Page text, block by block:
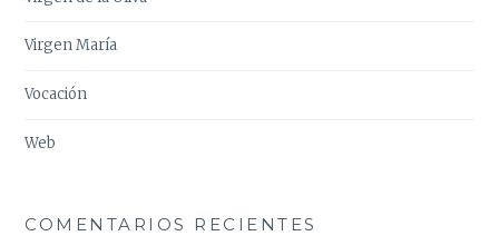
Virgen María
Vocación
Web
COMENTARIOS RECIENTES